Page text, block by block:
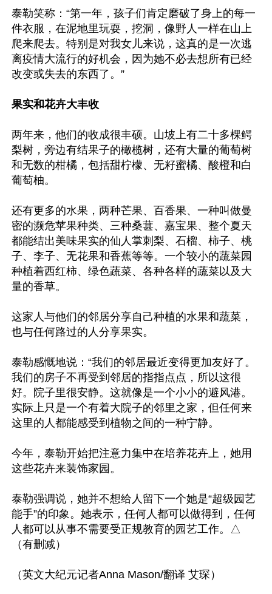
泰勒笑称：“第一年，孩子们肯定磨破了身上的每一
件衣服，在泥地里玩耍，挖洞，像野人一样在山上
爬来爬去。特别是对我女儿来说，这真的是一次逃
离疫情大流行的好机会，因为她不必去想所有已经
改变或失去的东西了。”
果实和花卉大丰收
两年来，他们的收成很丰硕。山坡上有二十多棵鳄
梨树，旁边有结果子的橄榄树，还有大量的葡萄树
和无数的柑橘，包括甜柠檬、无籽蜜橘、酸橙和白
葡萄柚。
还有更多的水果，两种芒果、百香果、一种叫做曼
密的濒危苹果种类、三种桑葚、嘉宝果、整个夏天
都能结出美味果实的仙人掌刺梨、石榴、柿子、桃
子、李子、无花果和香蕉等等。一个较小的蔬菜园
种植着西红柿、绿色蔬菜、各种各样的蔬菜以及大
量的香草。
这家人与他们的邻居分享自己种植的水果和蔬菜，
也与任何路过的人分享果实。
泰勒感慨地说：“我们的邻居最近变得更加友好了。
我们的房子不再受到邻居的指指点点，所以这很
好。院子里很安静。这就像是一个小小的避风港。
实际上只是一个有着大院子的邻里之家，但任何来
这里的人都能感受到植物之间的一种宁静。
今年，泰勒开始把注意力集中在培养花卉上，她用
这些花卉来装饰家园。
泰勒强调说，她并不想给人留下一个她是“超级园艺
能手”的印象。她表示，任何人都可以做得到，任何
人都可以从事不需要受正规教育的园艺工作。△
（有删减）